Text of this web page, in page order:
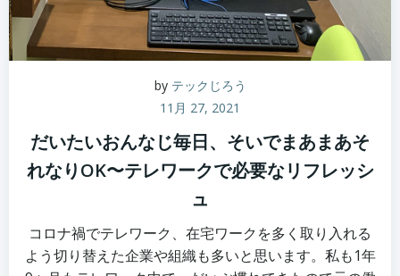
by テックじろう
11月 27, 2021
だいたいおんなじ毎日、そいでまあまあそ
れなりOK〜テレワークで必要なリフレッシ
ュ
コロナ禍でテレワーク、在宅ワークを多く取り入れる
よう切り替えた企業や組織も多いと思います。私も1年